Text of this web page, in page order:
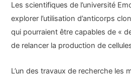
Les scientifiques de l’université
explorer l’utilisation d’anticorps
qui pourraient être capables de «
de relancer la production de
L’un des travaux de recherche les